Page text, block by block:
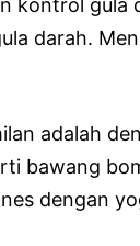
kontrol
darah.
adalah
bawang
dengan